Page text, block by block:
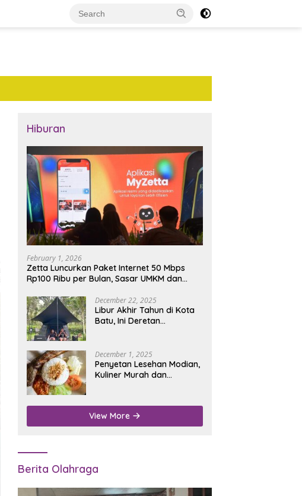
Hiburan
February 1, 2026
Zetta Luncurkan Paket Internet 50 Mbps
Rp100 Ribu per Bulan, Sasar UMKM dan
December 22, 2025
Libur Akhir Tahun di Kota
Batu, Ini Deretan
December 1, 2025
Penyetan Lesehan Modian,
Kuliner Murah dan
Nganjuk
View More
Berita Olahraga